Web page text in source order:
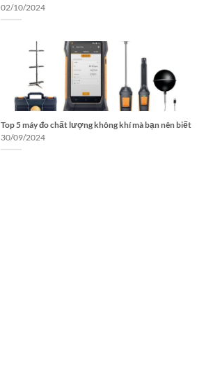
02/10/2024
Top 5 máy đo chất lượng không khí mà bạn nên biết
30/09/2024